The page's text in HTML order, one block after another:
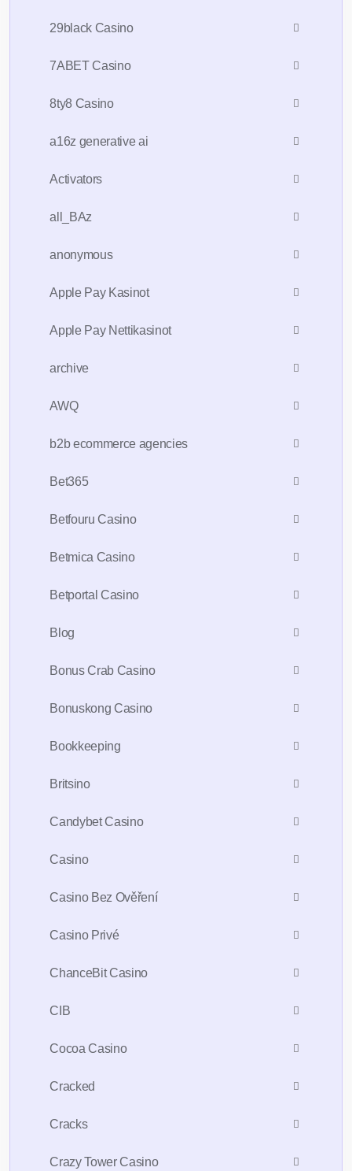
29black Casino
7ABET Casino
8ty8 Casino
a16z generative ai
Activators
all_BAz
anonymous
Apple Pay Kasinot
Apple Pay Nettikasinot
archive
AWQ
b2b ecommerce agencies
Bet365
Betfouru Casino
Betmica Casino
Betportal Casino
Blog
Bonus Crab Casino
Bonuskong Casino
Bookkeeping
Britsino
Candybet Casino
Casino
Casino Bez Ověření
Casino Privé
ChanceBit Casino
CIB
Cocoa Casino
Cracked
Cracks
Crazy Tower Сasino